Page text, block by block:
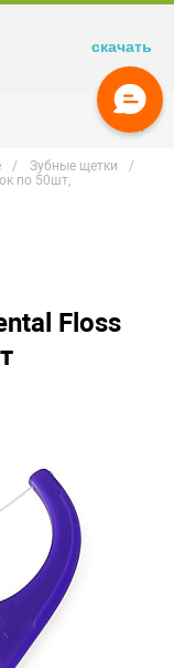
Зубные щетки
по 50шт,
Floss
скачать